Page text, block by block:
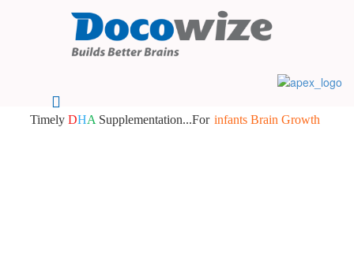
Timely DHA Supplementation...For infants Brain Growth